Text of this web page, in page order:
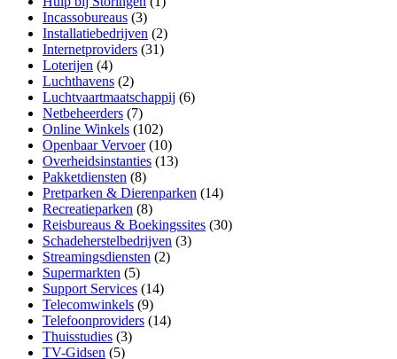
Incassobureaus (3)
Installatiebedrijven (2)
Internetproviders (31)
Loterijen (4)
Luchthavens (2)
Luchtvaartmaatschappij (6)
Netbeheerders (7)
Online Winkels (102)
Openbaar Vervoer(10)
Overheidsinstanties (13)
Pakketdiensten (8)
Pretparken & Dierenparken (14)
Recreatieparken (8)
Reisbureaus & Boekingssites (30)
Schadeherstelbedrijven (3)
Streamingsdiensten (2)
Supermarkten (5)
Support Services (14)
Telecomwinkels (9)
Telefoonproviders (14)
Thuisstudies (3)
TV-Gidsen (5)